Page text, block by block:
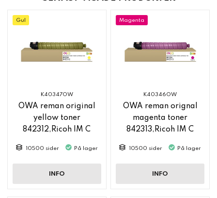
Gul
K40347OW
OWA reman original
yellow toner
842312,Ricoh IM C
10500 sider På lager
INFO
Magenta
K40346OW
OWA reman orignal
magenta toner
842313,Ricoh IM C
10500 sider På lager
INFO